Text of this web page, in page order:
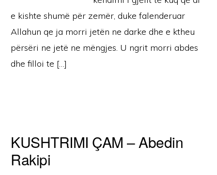
e kishte shumë për zemër, duke falenderuar
Allahun qe ja morri jetën ne darke dhe e ktheu
përsëri ne jetë ne mëngjes. U ngrit morri abdes
dhe filloi te […]
KUSHTRIMI ÇAM – Abedin
Rakipi